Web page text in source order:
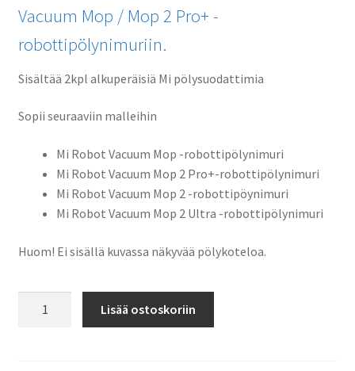
Vacuum Mop / Mop 2 Pro+ -
robottipölynimuriin.
Sisältää 2kpl alkuperäisiä Mi pölysuodattimia
Sopii seuraaviin malleihin
Mi Robot Vacuum Mop -robottipölynimuri
Mi Robot Vacuum Mop 2 Pro+-robottipölynimuri
Mi Robot Vacuum Mop 2 -robottipöynimuri
Mi Robot Vacuum Mop 2 Ultra -robottipölynimuri
Huom! Ei sisällä kuvassa näkyvää pölykoteloa.
Lisää ostoskoriin